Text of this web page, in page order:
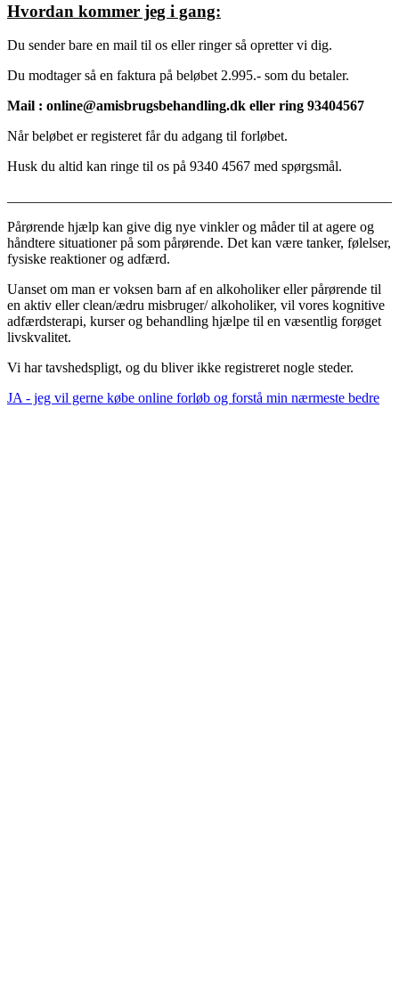
Hvordan kommer jeg i gang:
Du sender bare en mail til os eller ringer så opretter vi dig.
Du modtager så en faktura på beløbet 2.995.- som du betaler.
Mail : online@amisbrugsbehandling.dk eller ring 93404567
Når beløbet er registeret får du adgang til forløbet.
Husk du altid kan ringe til os på 9340 4567 med spørgsmål.
Pårørende hjælp kan give dig nye vinkler og måder til at agere og
håndtere situationer på som pårørende. Det kan være tanker, følelser,
fysiske reaktioner og adfærd.
Uanset om man er voksen barn af en alkoholiker eller pårørende til
en aktiv eller clean/ædru misbruger/ alkoholiker, vil vores kognitive
adfærdsterapi, kurser og behandling hjælpe til en væsentlig forøget
livskvalitet.
Vi har tavshedspligt, og du bliver ikke registreret nogle steder.
JA - jeg vil gerne købe online forløb og forstå min nærmeste bedre